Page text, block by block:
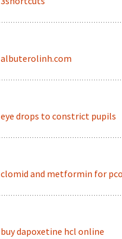
albuterolinh.com
eye drops to constrict pupils
clomid and metformin for
buy dapoxetine hcl online